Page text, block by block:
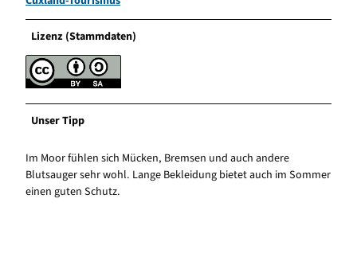
Lizenz (Stammdaten)
Unser Tipp
Im Moor fühlen sich Mücken, Bremsen und auch andere
Blutsauger sehr wohl. Lange Bekleidung bietet auch im Sommer
einen guten Schutz.